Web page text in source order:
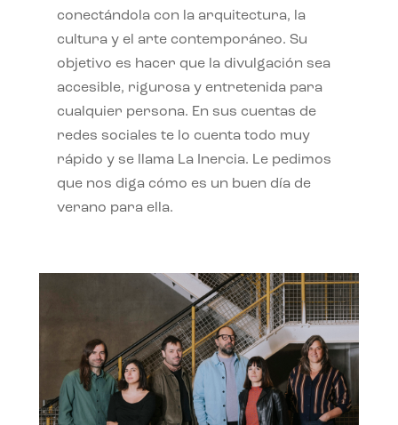
conectándola con la arquitectura, la
cultura y el arte contemporáneo. Su
objetivo es hacer que la divulgación sea
accesible, rigurosa y entretenida para
cualquier persona. En sus cuentas de
redes sociales te lo cuenta todo muy
rápido y se llama La Inercia. Le pedimos
que nos diga cómo es un buen día de
verano para ella.